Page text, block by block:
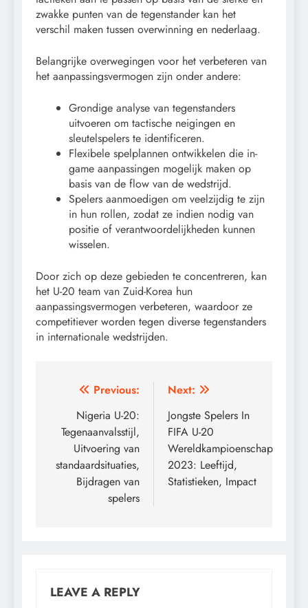
zwakke punten van de tegenstander kan het
verschil maken tussen overwinning en nederlaag.
Belangrijke overwegingen voor het verbeteren van
het aanpassingsvermogen zijn onder andere:
Grondige analyse van tegenstanders
uitvoeren om tactische neigingen en
sleutelspelers te identificeren.
Flexibele spelplannen ontwikkelen die in-
game aanpassingen mogelijk maken op
basis van de flow van de wedstrijd.
Spelers aanmoedigen om veelzijdig te zijn
in hun rollen, zodat ze indien nodig van
positie of verantwoordelijkheden kunnen
wisselen.
Door zich op deze gebieden te concentreren, kan
het U-20 team van Zuid-Korea hun
aanpassingsvermogen verbeteren, waardoor ze
competitiever worden tegen diverse tegenstanders
in internationale wedstrijden.
Post
navigation
Previous:
Nigeria U-20:
Tegenaanvalsstijl,
Uitvoering van
standaardsituaties,
Bijdragen van
spelers
Next:
Jongste Spelers In
FIFA U-20
Wereldkampioenschap
2023: Leeftijd,
Statistieken, Impact
LEAVE A REPLY